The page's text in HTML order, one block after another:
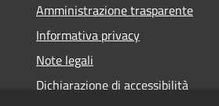
Amministrazione trasparente
Informativa privacy
Note legali
Dichiarazione di accessibilità